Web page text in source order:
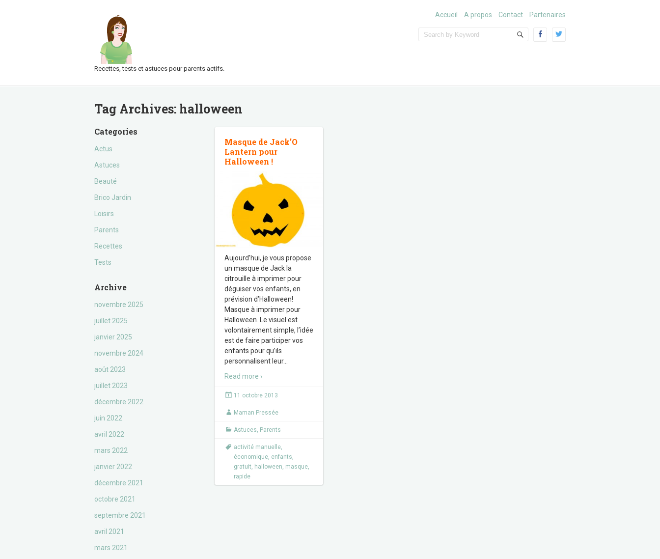
Recettes, tests et astuces pour parents actifs.
Accueil A propos Contact Partenaires
Tag Archives: halloween
Categories
Actus
Astuces
Beauté
Brico Jardin
Loisirs
Parents
Recettes
Tests
Archive
novembre 2025
juillet 2025
janvier 2025
novembre 2024
août 2023
juillet 2023
décembre 2022
juin 2022
avril 2022
mars 2022
janvier 2022
décembre 2021
octobre 2021
septembre 2021
avril 2021
mars 2021
Masque de Jack’O
Lantern pour
Halloween !
Aujourd’hui, je vous propose
un masque de Jack la
citrouille à imprimer pour
déguiser vos enfants, en
prévision d’Halloween!
Masque à imprimer pour
Halloween. Le visuel est
volontairement simple, l’idée
est de faire participer vos
enfants pour qu’ils
personnalisent leur…
Read more ›
11 octobre 2013
Maman Pressée
Astuces, Parents
activité manuelle,
économique, enfants,
gratuit, halloween, masque,
rapide